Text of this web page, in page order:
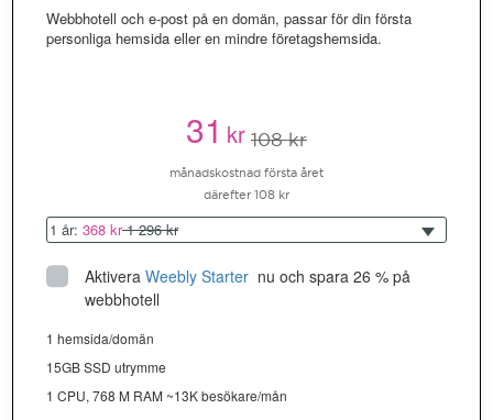
Webbhotell och e-post på en domän, passar för din första
personliga hemsida eller en mindre företagshemsida.
31kr 108 kr
månadskostnad första året
därefter 108 kr
1 år: 368 kr1 296 kr
Aktivera Weebly Starter nu och spara 26 % på
webbhotell
1 hemsida/domän
15GB SSD utrymme
1 CPU, 768 M RAM ~13K besökare/mån